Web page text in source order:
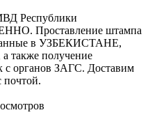
Республики
Проставление штампа
в УЗБЕКИСТАНЕ,
получение
с органов ЗАГС. Доставим
почтой.